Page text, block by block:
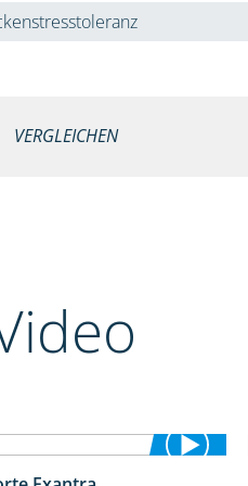
VERGLEICHEN